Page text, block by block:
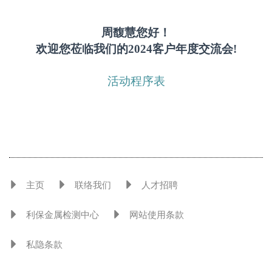
周馥慧您好！
欢迎您莅临我们的2024客户年度交流会!
活动程序表
主页 联络我们 人才招聘
利保金属检测中心 网站使用条款
私隐条款